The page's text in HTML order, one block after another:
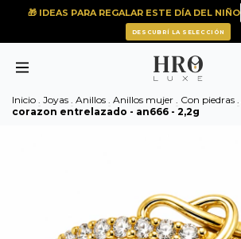
🎁 IDEAS PARA REGALAR ESTE DÍA DEL NIÑO
DESCUBRÍ LA SELECCIÓN
Inicio Joyas Anillos Anillos mujer Con piedras
corazon entrelazado - an666 - 2,2g